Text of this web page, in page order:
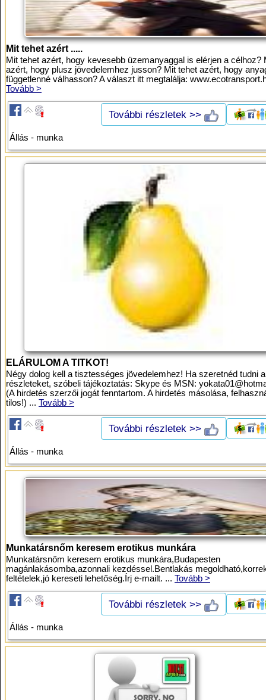
Mit tehet azért .....
Mit tehet azért, hogy kevesebb üzemanyaggal is elérjen a célhoz?
azért, hogy plusz jövedelemhez jusson? Mit tehet azért, hogy
függetlenné válhasson? A választ itt megtalálja:
Tovább >
További részletek >>
Állás - munka
ELÁRULOM A TITKOT!
Négy dolog kell a tisztességes jövedelemhez! Ha szeretnéd tudni a
részleteket, szóbeli tájékoztatás: Skype és MSN:
(A hirdetés szerzői jogát fenntartom. A hirdetés másolása,
tilos!) ... Tovább >
További részletek >>
Állás - munka
Munkatársnőm keresem erotikus munkára
Munkatársnőm keresem erotikus munkára,Budapesten
magánlakásomba,azonnali kezdéssel.Bentlakás
feltételek,jó kereseti lehetőség.Írj e-mailt. ... Tovább >
További részletek >>
Állás - munka